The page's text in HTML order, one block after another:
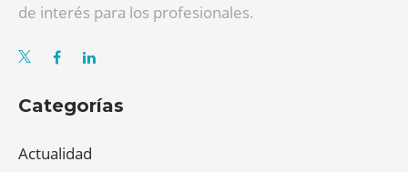
de interés para los profesionales.
Categorías
Actualidad